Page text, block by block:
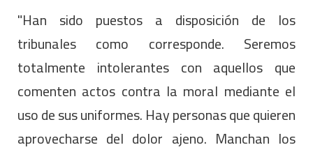
"Han sido puestos a disposición de los
tribunales como corresponde. Seremos
totalmente intolerantes con aquellos que
comenten actos contra la moral mediante el
uso de sus uniformes. Hay personas que quieren
aprovecharse del dolor ajeno. Manchan los